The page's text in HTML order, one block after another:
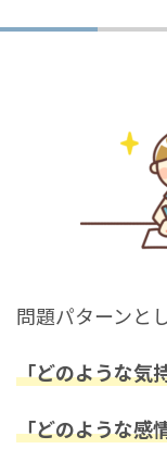
問題パターンと
「どのような気
「どのような感